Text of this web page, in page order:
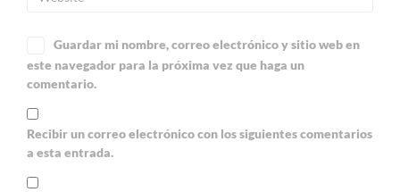
Guardar mi nombre, correo electrónico y sitio web en
este navegador para la próxima vez que haga un
comentario.
Recibir un correo electrónico con los siguientes comentarios
a esta entrada.